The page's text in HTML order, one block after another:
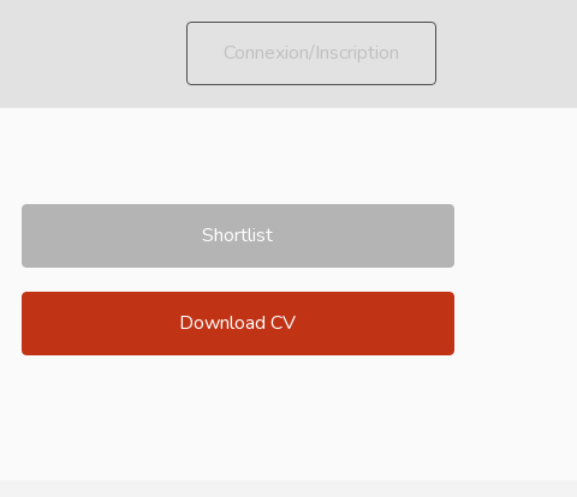
Connexion/Inscription
Shortlist
Download CV